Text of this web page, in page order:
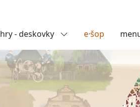
hry - deskovky e·šop